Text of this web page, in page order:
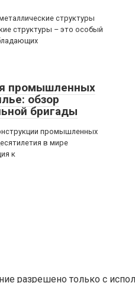
структуры
структуры – это особый
промышленных
обзор
бригады
промышленных
в мире
к
разрешено только с